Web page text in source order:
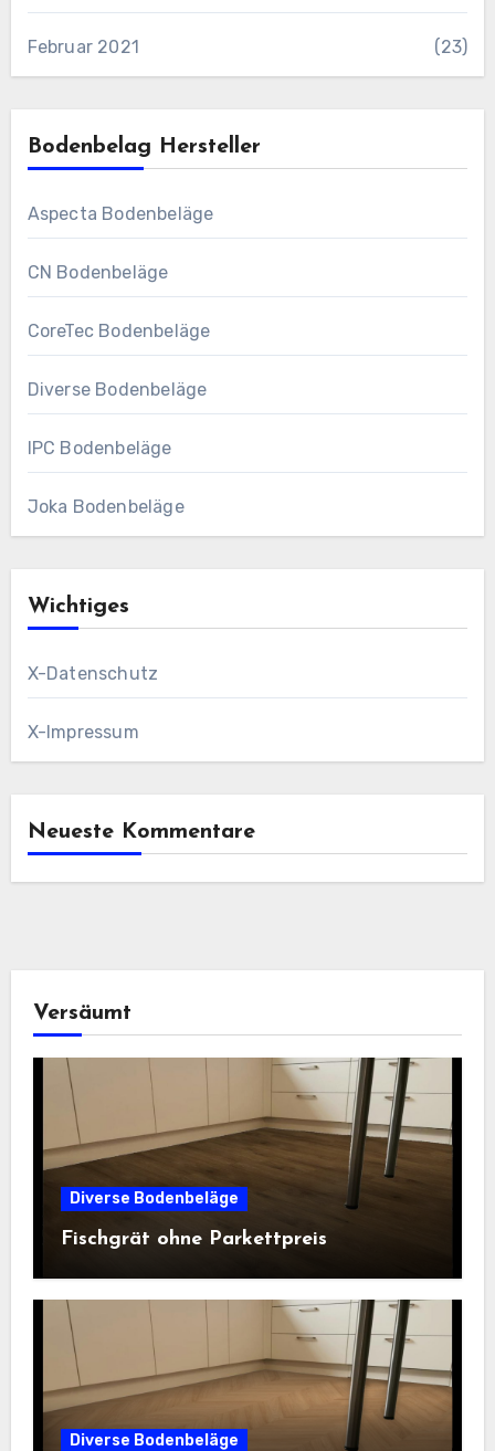
Februar 2021 (23)
Bodenbelag Hersteller
Aspecta Bodenbeläge
CN Bodenbeläge
CoreTec Bodenbeläge
Diverse Bodenbeläge
IPC Bodenbeläge
Joka Bodenbeläge
Wichtiges
X-Datenschutz
X-Impressum
Neueste Kommentare
Versäumt
Diverse Bodenbeläge
Fischgrät ohne Parkettpreis
Diverse Bodenbeläge